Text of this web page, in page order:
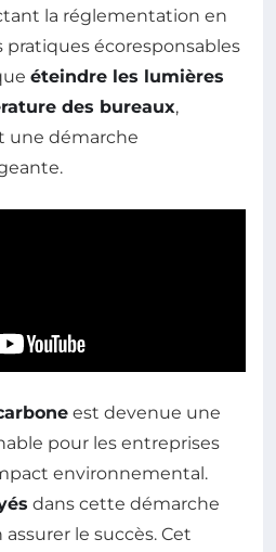
la réglementation en
écoresponsables
éteindre les lumières
des bureaux,
une démarche
est devenue une
pour les entreprises
environnemental.
dans cette démarche
le succès. Cet